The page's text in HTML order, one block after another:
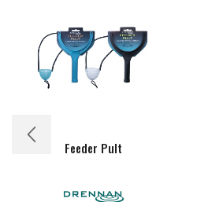
Feeder Pult